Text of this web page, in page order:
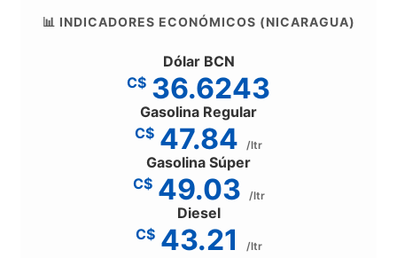
📊 INDICADORES ECONÓMICOS (NICARAGUA)
Dólar BCN
C$ 36.6243
Gasolina Regular
C$ 47.84 /ltr
Gasolina Súper
C$ 49.03 /ltr
Diesel
C$ 43.21 /ltr